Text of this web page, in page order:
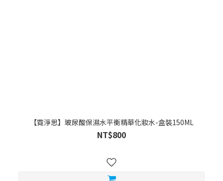
【霓淨思】玻尿酸保濕水平衡精華化妝水-盒裝150ML
NT$800